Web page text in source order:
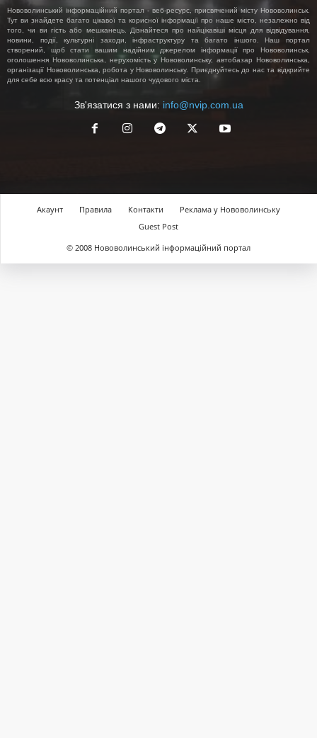
Нововолинський інформаційний портал - веб-ресурс, присвячений місту Нововолинськ.
Тут ви знайдете багато цікавої та корисної інформації про наше місто, незалежно від
того, чи ви гість або мешканець. Дізнайтеся про найцікавіші місця для відвідування,
новини, події, культурні заходи, інфраструктуру та багато іншого. Наш портал
створений, щоб стати вашим надійним джерелом інформації про Нововолинськ,
оголошення Нововолинська, нерухомість у Нововолинську, автобазар Нововолинська,
організації Нововолинська, робота у Нововолинську. Приєднуйтесь до нас та відкрийте
для себе всю красу та потенціал нашого чудового міста.
Зв'язатися з нами: info@nvip.com.ua
Акаунт Правила Контакти
Реклама у Нововолинську
Guest Post
© 2008 Нововолинський інформаційний портал